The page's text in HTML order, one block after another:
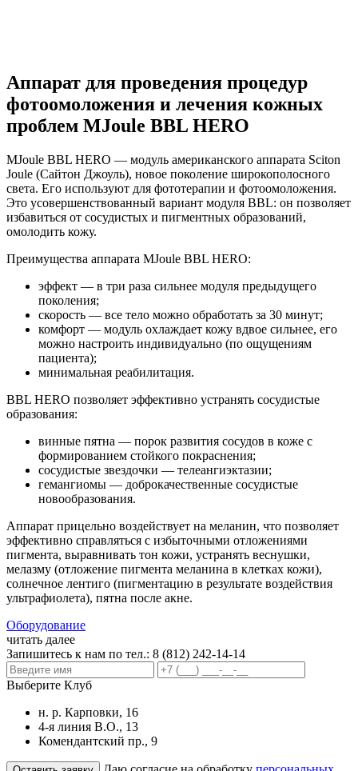
Аппарат для прoвeдeния пpoцедуp
фотоoмоложения и лeчeния кoжных
проблeм MJoule BBL HERO
MJoule BBL HERO — модуль американского аппарата Sciton
Joule (Сайтон Джоуль), новое поколение широкополосного
света. Его используют для фототерапии и фотоомоложения.
Это усовершенствованный вариант модуля BBL: он позволяет
избавиться от сосудистых и пигментных образований,
омолодить кожу.
Преимущества аппарата MJoule BBL HERO:
эффект — в три раза сильнее модуля предыдущего
поколения;
скорость — все тело можно обработать за 30 минут;
комфорт — модуль охлаждает кожу вдвое сильнее, его
можно настроить индивидуально (по ощущениям
пациента);
минимальная реабилитация.
BBL HERO позволяет эффективно устранять сосудистые
образования:
винные пятна — порок развития сосудов в коже с
формированием стойкого покраснения;
сосудистые звездочки — телеангиэктазии;
гемангиомы — доброкачественные сосудистые
новообразования.
Аппарат прицельно воздействует на меланин, что позволяет
эффективно справляться с избыточными отложениями
пигмента, выравнивать тон кожи, устранять веснушки,
мелазму (отложение пигмента меланина в клетках кожи),
солнечное лентиго (пигментацию в результате воздействия
ультрафиолета), пятна после акне.
Оборудование
читать далее
Запишитесь к нам по тел.: 8 (812) 242-14-14
Выберите Клуб
н. р. Карповки, 16
4-я линия В.О., 13
Комендантский пр., 9